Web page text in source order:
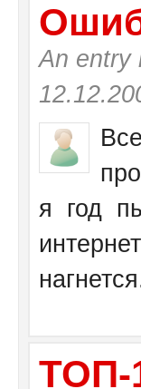
An entry
я год
ТО­П-